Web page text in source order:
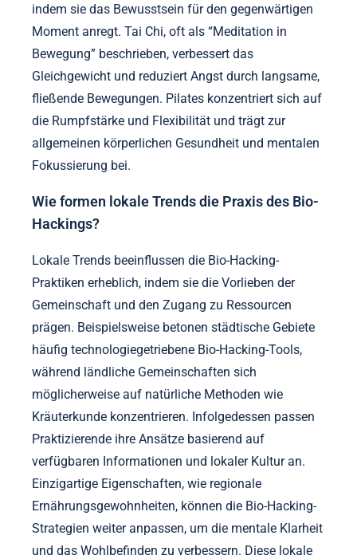
indem sie das Bewusstsein für den gegenwärtigen
Moment anregt. Tai Chi, oft als “Meditation in
Bewegung” beschrieben, verbessert das
Gleichgewicht und reduziert Angst durch langsame,
fließende Bewegungen. Pilates konzentriert sich auf
die Rumpfstärke und Flexibilität und trägt zur
allgemeinen körperlichen Gesundheit und mentalen
Fokussierung bei.
Wie formen lokale Trends die Praxis des Bio-
Hackings?
Lokale Trends beeinflussen die Bio-Hacking-
Praktiken erheblich, indem sie die Vorlieben der
Gemeinschaft und den Zugang zu Ressourcen
prägen. Beispielsweise betonen städtische Gebiete
häufig technologiegetriebene Bio-Hacking-Tools,
während ländliche Gemeinschaften sich
möglicherweise auf natürliche Methoden wie
Kräuterkunde konzentrieren. Infolgedessen passen
Praktizierende ihre Ansätze basierend auf
verfügbaren Informationen und lokaler Kultur an.
Einzigartige Eigenschaften, wie regionale
Ernährungsgewohnheiten, können die Bio-Hacking-
Strategien weiter anpassen, um die mentale Klarheit
und das Wohlbefinden zu verbessern. Diese lokale